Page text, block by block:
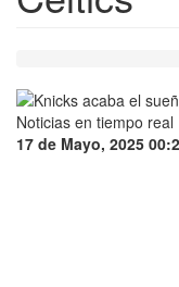
17 de Mayo, 2025